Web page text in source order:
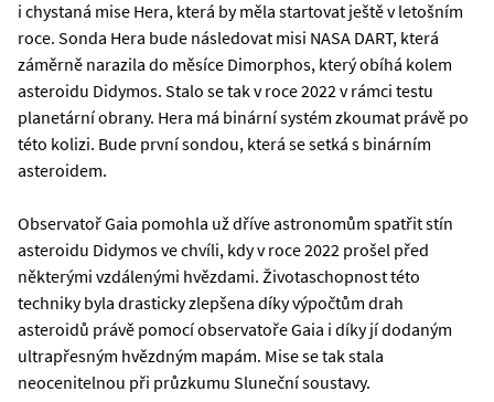
i chystaná mise Hera, která by měla startovat ještě v letošním
roce. Sonda Hera bude následovat misi NASA DART, která
záměrně narazila do měsíce Dimorphos, který obíhá kolem
asteroidu Didymos. Stalo se tak v roce 2022 v rámci testu
planetární obrany. Hera má binární systém zkoumat právě po
této kolizi. Bude první sondou, která se setká s binárním
asteroidem.
Observatoř Gaia pomohla už dříve astronomům spatřit stín
asteroidu Didymos ve chvíli, kdy v roce 2022 prošel před
některými vzdálenými hvězdami. Životaschopnost této
techniky byla drasticky zlepšena díky výpočtům drah
asteroidů právě pomocí observatoře Gaia i díky jí dodaným
ultrapřesným hvězdným mapám. Mise se tak stala
neocenitelnou při průzkumu Sluneční soustavy.